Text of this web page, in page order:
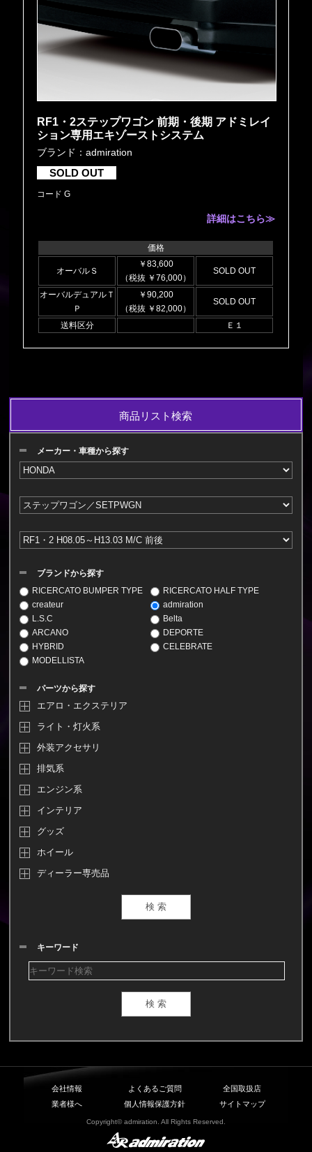
RF1・2ステップワゴン 前期・後期 アドミレイ
ション専用エキゾーストシステム
ブランド：admiration
SOLD OUT
コード G
詳細はこちら≫
価格
オーバルＳ
￥83,600
（税抜 ￥76,000）
SOLD OUT
オーバルデュアルＴ
Ｐ
￥90,200
（税抜 ￥82,000）
SOLD OUT
送料区分 Ｅ１
商品リスト検索
メーカー・車種から探す
ブランドから探す
RICERCATO BUMPER TYPE
RICERCATO HALF TYPE
createur
admiration
L.S.C
Belta
ARCANO
DEPORTE
HYBRID
CELEBRATE
MODELLISTA
パーツから探す
エアロ・エクステリア
ライト・灯火系
外装アクセサリ
排気系
エンジン系
インテリア
グッズ
ホイール
ディーラー専売品
キーワード
会社情報 よくあるご質問
全国取扱店
業者様へ
個人情報保護方針 サイトマップ
Copyright© admiration. All Rights Reserved.